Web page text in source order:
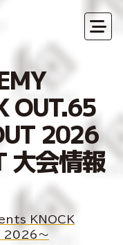
OUT.65
2026
大会情報
KNOCK
2026～